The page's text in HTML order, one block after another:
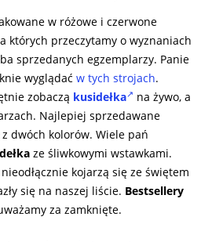
w różowe i czerwone
których przeczytamy o wyznaniach
sprzedanych egzemplarzy. Panie
wyglądać w tych strojach.
zobaczą kusidełka
na żywo, a
Najlepiej sprzedawane
dwóch kolorów. Wiele pań
ze śliwkowymi wstawkami.
kojarzą się ze świętem
się na naszej liście. Bestsellery
za zamknięte.